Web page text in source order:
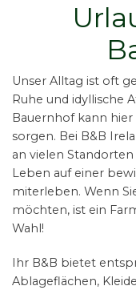
Unser Alltag ist oft
Ruhe und idyllische
Bauernhof kann
sorgen. Bei B&B
an vielen Standorten
Leben auf einer
miterleben. Wenn
möchten, ist ein
Wahl!
Ihr B&B bietet
Ablageflächen,